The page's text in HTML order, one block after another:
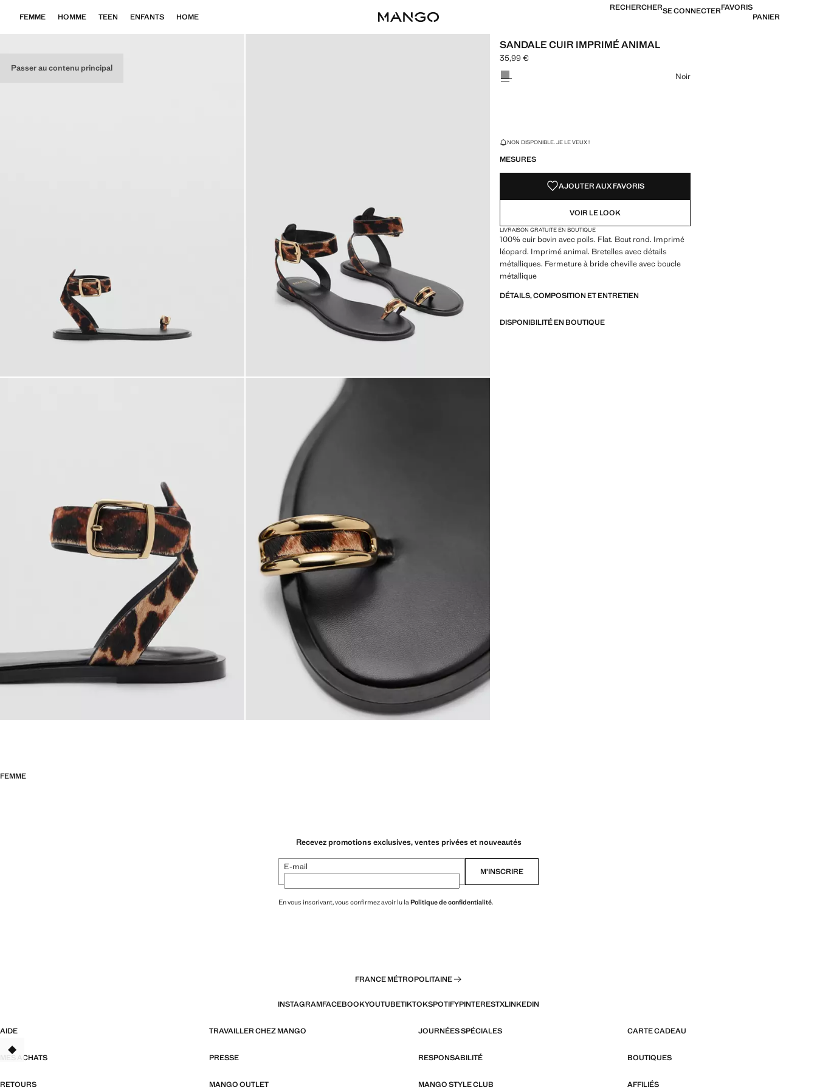
Passer au contenu principal
FEMME HOMME TEEN ENFANTS HOME
RECHERCHERSE CONNECTERFAVORIS
PANIER
SANDALE CUIR IMPRIMÉ ANIMAL
Prix actuel [35,99 € ]
35,99 €
Choisissez une couleur
Noir
DERNIÈRES UNITÉS !
NON DISPONIBLE. JE LE VEUX !
MESURES
AJOUTER AUX FAVORIS
VOIR LE LOOK
LIVRAISON GRATUITE EN BOUTIQUE
100% cuir bovin avec poils. Flat. Bout rond. Imprimé
léopard. Imprimé animal. Bretelles avec détails
métalliques. Fermeture à bride cheville avec boucle
métallique
DÉTAILS, COMPOSITION ET ENTRETIEN
DISPONIBILITÉ EN BOUTIQUE
FEMME
Recevez promotions exclusives, ventes privées et nouveautés
E-mail M’INSCRIRE
En vous inscrivant, vous confirmez avoir lu laPolitique de confidentialité.
FRANCE MÉTROPOLITAINE
INSTAGRAMFACEBOOKYOUTUBETIKTOKSPOTIFYPINTERESTXLINKEDIN
AIDE TRAVAILLER CHEZ MANGO JOURNÉES SPÉCIALES CARTE CADEAU
MES ACHATS PRESSE RESPONSABILITÉ BOUTIQUES
RETOURS MANGO OUTLET MANGO STYLE CLUB AFFILIÉS